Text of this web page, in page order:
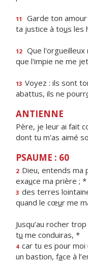
11 Garde ton amour
ta justice à tous les
12 Que l'orgueilleux
que l'impie ne me
13 Voyez : ils sont
abattus, ils ne pourr
ANTIENNE
Père, je leur ai fait
dont tu m'as aimé
PSAUME : 60
2 Dieu, entends ma
exauce ma prière ; *
3 des terres
quand le cœur me
Jusqu’au rocher
tu me conduiras, *
4 car tu es pour moi
un bastion, face à